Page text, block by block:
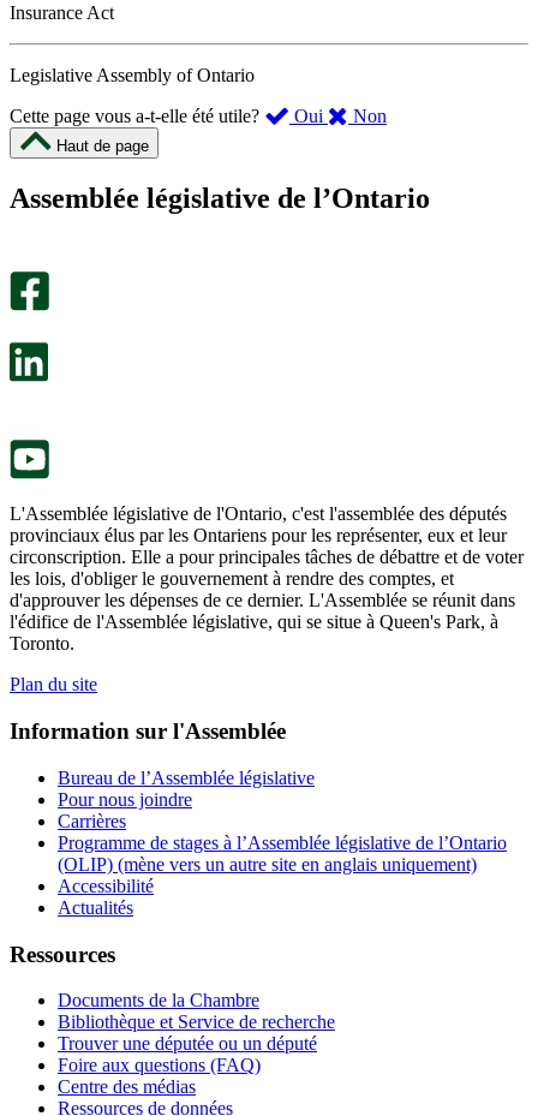
Insurance Act
Legislative Assembly of Ontario
Cette page vous a-t-elle été utile?
Oui ,
été
Non
m’a
Haut de page
Assemblée législative de l’Ontario
L'Assemblée législative de l'Ontario, c'est l'assemblée des députés
provinciaux élus par les Ontariens pour les représenter, eux et leur
circonscription. Elle a pour principales tâches de débattre et de voter
les lois, d'obliger le gouvernement à rendre des comptes, et
d'approuver les dépenses de ce dernier. L'Assemblée se réunit dans
l'édifice de l'Assemblée législative, qui se situe à Queen's Park, à
Toronto.
Plan du site
Information sur l'Assemblée
Bureau de l’Assemblée législative
Pour nous joindre
Carrières
Programme de stages à l’Assemblée législative de l’Ontario
(OLIP) (mène vers un autre site en anglais uniquement)
Accessibilité
Actualités
Ressources
Documents de la Chambre
Bibliothèque et Service de recherche
Trouver une députée ou un député
Foire aux questions (FAQ)
Centre des médias
Ressources de données